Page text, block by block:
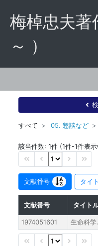
梅棹忠夫著
～ ）
すべて 05. 懇談など
該当件数: 1件 (1件-1件表
文献番号 タイ
文献番号 タイト
1974051601 生命科